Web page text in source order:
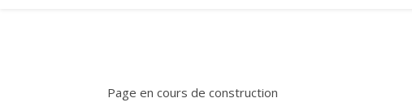
Page en cours de construction